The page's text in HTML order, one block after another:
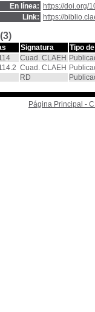
En línea:
https://doi.org/
Link:
https://
Signatura
Tipo
Cuad. CLAEH
Cuad. CLAEH
RD
Página Principal -